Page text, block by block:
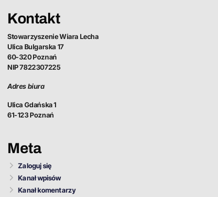
Kontakt
Stowarzyszenie Wiara Lecha
Ulica Bulgarska 17
60-320 Poznań
NIP 7822307225
Adres biura
Ulica Gdańska 1
61-123 Poznań
Meta
Zaloguj się
Kanał wpisów
Kanał komentarzy